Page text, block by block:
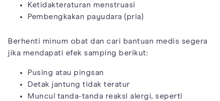
Ketidakteraturan menstruasi
Pembengkakan payudara (pria)
Berhenti minum obat dan cari bantuan medis segera
jika mendapati efek samping berikut:
Pusing atau pingsan
Detak jantung tidak teratur
Muncul tanda-tanda reaksi alergi, seperti